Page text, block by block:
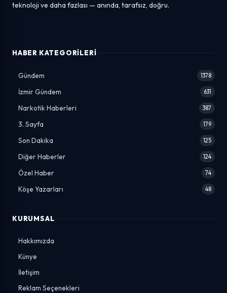
teknoloji ve daha fazlası — anında, tarafsız, doğru.
HABER KATEGORILERI
Gündem 1378
İzmir Gündem 631
Narkotik Haberleri 387
3. Sayfa 179
Son Dakika 125
Diğer Haberler 124
Özel Haber 74
Köşe Yazarları 48
KURUMSAL
Hakkımızda
Künye
İletişim
Reklam Seçenekleri